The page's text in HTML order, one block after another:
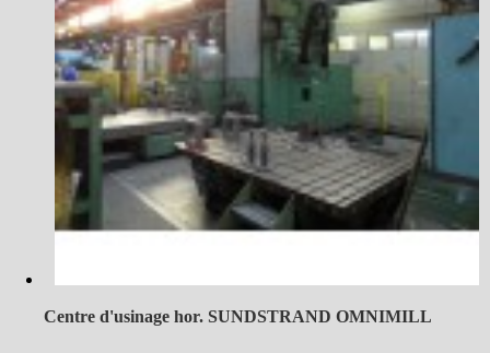
Centre d'usinage hor. SUNDSTRAND OMNIMILL